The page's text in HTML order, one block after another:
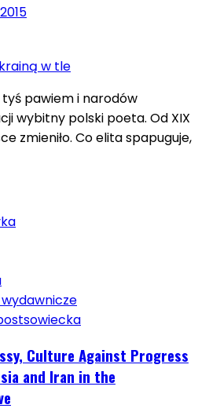
tyś pawiem i narodów
wybitny polski poeta. Od XIX
zmieniło. Co elita spapuguje,
Culture Against Progress
and Iran in the